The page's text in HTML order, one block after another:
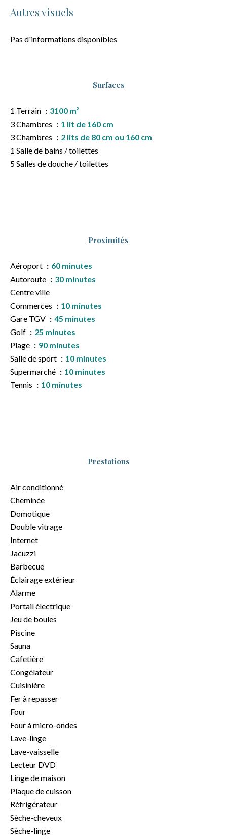
Autres visuels
Pas d'informations disponibles
Surfaces
1 Terrain
3100 m²
3 Chambres
1 lit de 160 cm
3 Chambres
2 lits de 80 cm ou 160 cm
1 Salle de bains / toilettes
5 Salles de douche / toilettes
Proximités
Aéroport
60 minutes
Autoroute
30 minutes
Centre ville
Commerces
10 minutes
Gare TGV
45 minutes
Golf
25 minutes
Plage
90 minutes
Salle de sport
10 minutes
Supermarché
10 minutes
Tennis
10 minutes
Prestations
Air conditionné
Cheminée
Domotique
Double vitrage
Internet
Jacuzzi
Barbecue
Éclairage extérieur
Alarme
Portail électrique
Jeu de boules
Piscine
Sauna
Cafetière
Congélateur
Cuisinière
Fer à repasser
Four
Four à micro-ondes
Lave-linge
Lave-vaisselle
Lecteur DVD
Linge de maison
Plaque de cuisson
Réfrigérateur
Sèche-cheveux
Sèche-linge